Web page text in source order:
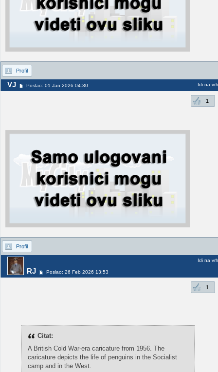
Profil
VJ Poslao: 01 Jan 2026 04:30 Idi na vrh
1
Profil
RJ Poslao: 26 Feb 2026 13:53
Idi na vrh
1
Citat:
A British Cold War-era caricature from 1956. The
caricature depicts the life of penguins in the Socialist
camp and in the West.